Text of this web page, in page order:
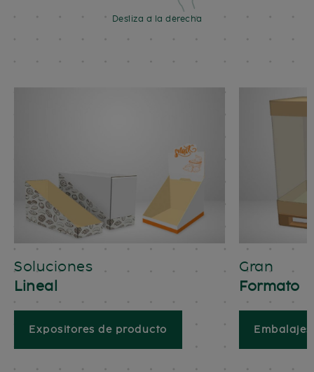
Desliza a la derecha
Soluciones
Lineal
Expositores de producto
Gran
Formato